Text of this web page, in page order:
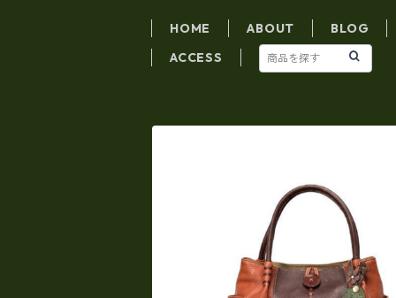
HOME ABOUT
BLOG
ACCESS